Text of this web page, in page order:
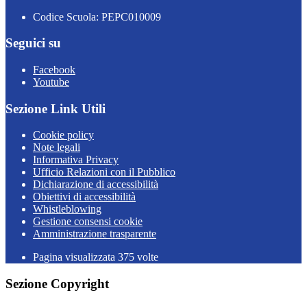
Codice Scuola: PEPC010009
Seguici su
Facebook
Youtube
Sezione Link Utili
Cookie policy
Note legali
Informativa Privacy
Ufficio Relazioni con il Pubblico
Dichiarazione di accessibilità
Obiettivi di accessibilità
Whistleblowing
Gestione consensi cookie
Amministrazione trasparente
Pagina visualizzata 375 volte
Sezione Copyright